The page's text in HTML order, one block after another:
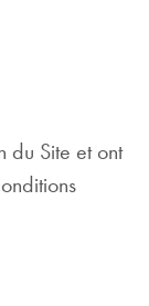
du Site et ont